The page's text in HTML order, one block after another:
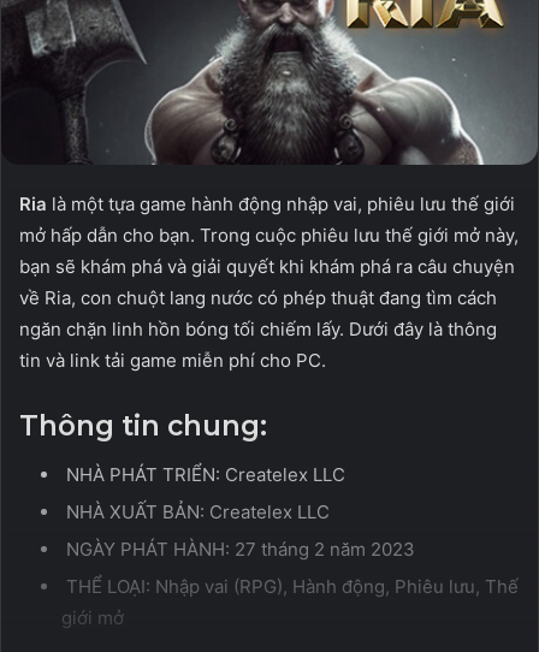
Ria là một tựa game hành động nhập vai, phiêu lưu thế giới
mở hấp dẫn cho bạn. Trong cuộc phiêu lưu thế giới mở này,
bạn sẽ khám phá và giải quyết khi khám phá ra câu chuyện
về Ria, con chuột lang nước có phép thuật đang tìm cách
ngăn chặn linh hồn bóng tối chiếm lấy. Dưới đây là thông
tin và link tải game miễn phí cho PC.
Thông tin chung:
NHÀ PHÁT TRIỂN: Createlex LLC
NHÀ XUẤT BẢN: Createlex LLC
NGÀY PHÁT HÀNH: 27 tháng 2 năm 2023
THỂ LOẠI: Nhập vai (RPG), Hành động, Phiêu lưu, Thế
giới mở